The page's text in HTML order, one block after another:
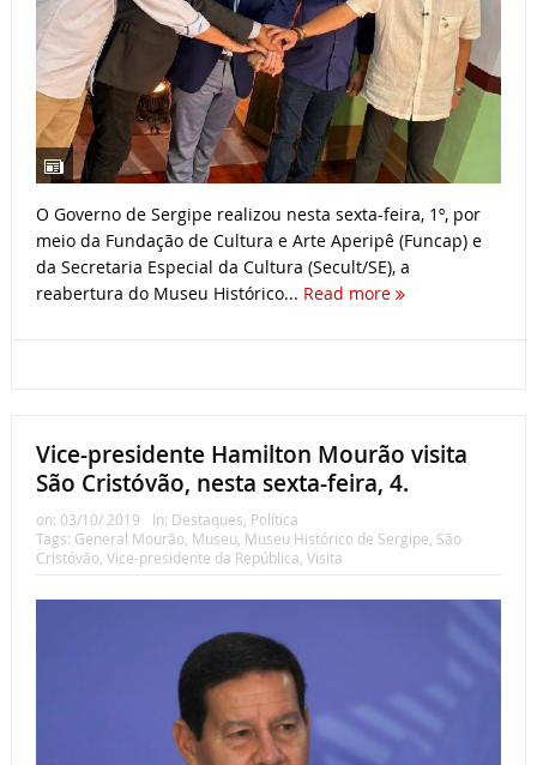
O Governo de Sergipe realizou nesta sexta-feira, 1º, por
meio da Fundação de Cultura e Arte Aperipê (Funcap) e
da Secretaria Especial da Cultura (Secult/SE), a
reabertura do Museu Histórico... Read more
Vice-presidente Hamilton Mourão visita
São Cristóvão, nesta sexta-feira, 4.
on: 03/10/ 2019 In: Destaques Política
Tags: General Mourão, Museu Museu Histórico de Sergipe São
Cristóvão, Vice-presidente da República Visita